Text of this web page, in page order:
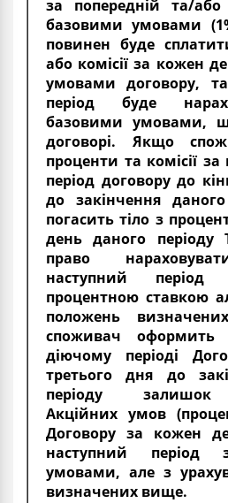
за попередній та/
базовими умовами
повинен буде
або комісії за кожен
умовами договору,
період буде
базовими умовами,
договорі. Якщо
проценти та комісії
період договору до
до закінчення
погасить тіло з
день даного періоду
право
наступний
процентною ставкою
положень
споживач оформить
діючому періоді
третього дня до
періоду залишок
Акційних умов
Договору за кожен
наступний період
умовами, але з
визначених вище.